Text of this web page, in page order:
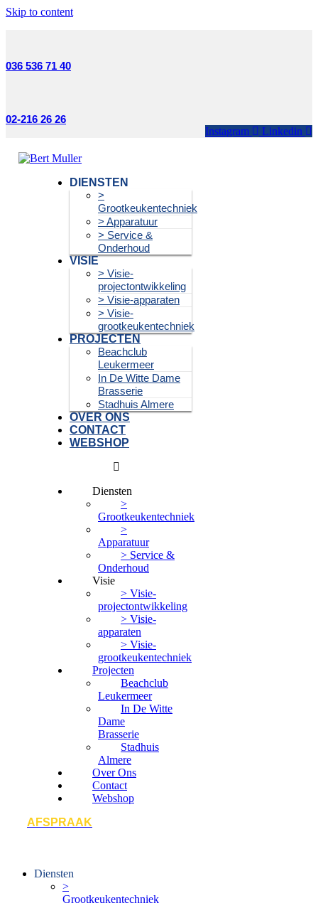
Skip to content
036 536 71 40
02-216 26 26
Instagram
Linkedin
DIENSTEN
>
Grootkeukentechniek
> Apparatuur
> Service &
Onderhoud
VISIE
> Visie-
projectontwikkeling
> Visie-apparaten
> Visie-
grootkeukentechniek
PROJECTEN
Beachclub
Leukermeer
In De Witte Dame
Brasserie
Stadhuis Almere
OVER ONS
CONTACT
WEBSHOP
Diensten
>
Grootkeukentechniek
>
Apparatuur
> Service &
Onderhoud
Visie
> Visie-
projectontwikkeling
> Visie-
apparaten
> Visie-
grootkeukentechniek
Projecten
Beachclub
Leukermeer
In De Witte
Dame
Brasserie
Stadhuis
Almere
Over Ons
Contact
Webshop
AFSPRAAK
Diensten
>
Grootkeukentechniek